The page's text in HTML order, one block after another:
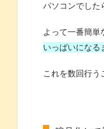
パソコンでした
よって一番簡単
いっぱいになる
これを数回行う